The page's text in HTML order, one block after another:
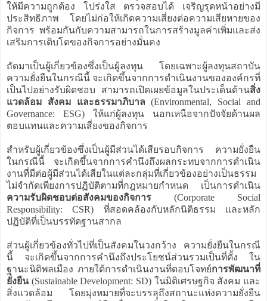
ให้มีความถูกต้อง โปร่งใส ตรวจสอบได้ เจริญรุดหน้าอย่างมี
ประสิทธิภาพ โดยไม่ก่อให้เกิดความเสี่ยงต่อความเสียหายของ
กิจการ พร้อมกันกับความสามารถในการสร้างมูลค่าเพิ่มและส่ง
เสริมการเติบโตของกิจการอย่างมั่นคง
ถัดมาเป็นผู้เกี่ยวข้องซึ่งเป็นผู้ลงทุน โดยเฉพาะผู้ลงทุนสถาบัน
ความยั่งยืนในกรณีนี้ จะเกิดขึ้นจากการดำเนินงานขององค์กรที่
เป็นไปอย่างรับผิดชอบ สามารถเปิดเผยข้อมูลในประเด็นด้านสิ่ง
แวดล้อม สังคม และธรรมาภิบาล (Environmental, Social and
Governance: ESG) ให้แก่ผู้ลงทุน นอกเหนือจากปัจจัยด้านผล
ตอบแทนและความเสี่ยงของกิจการ
สำหรับผู้เกี่ยวข้องซึ่งเป็นผู้มีส่วนได้เสียรอบกิจการ ความยั่งยืน
ในกรณีนี้ จะเกิดขึ้นจากการคำนึงถึงผลกระทบจากการดำเนิน
งานที่มีต่อผู้มีส่วนได้เสียในแต่ละกลุ่มที่เกี่ยวข้องอย่างเป็นธรรม
ไม่จำกัดเพียงการปฏิบัติตามที่กฎหมายกำหนด เป็นการดำเนิน
ความรับผิดชอบต่อสังคมของกิจการ (Corporate Social
Responsibility: CSR) ที่สอดคล้องกับหลักนิติธรรม และหลัก
ปฏิบัติที่เป็นบรรทัดฐานสากล
ส่วนผู้เกี่ยวข้องทั่วไปที่เป็นสังคมในวงกว้าง ความยั่งยืนในกรณี
นี้ จะเกิดขึ้นจากการคำนึงถึงประโยชน์ส่วนรวมเป็นที่ตั้ง ใน
ฐานะนิติพลเมือง ภายใต้การดำเนินงานที่ตอบโจทย์การพัฒนาที่
ยั่งยืน (Sustainable Development: SD) ในมิติเศรษฐกิจ สังคม และ
สิ่งแวดล้อม โดยมุ่งหมายที่จะบรรลุถึงสถานะแห่งความยั่งยืน